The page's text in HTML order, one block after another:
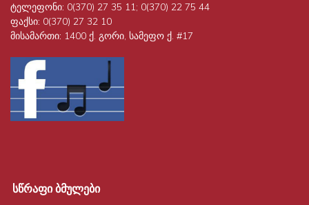
ტელეფონი: 0(370) 27 35 11; 0(370) 22 75 44
ფაქსი: 0(370) 27 32 10
მისამართი: 1400 ქ. გორი, სამეფო ქ. #17
სწრაფი ბმულები